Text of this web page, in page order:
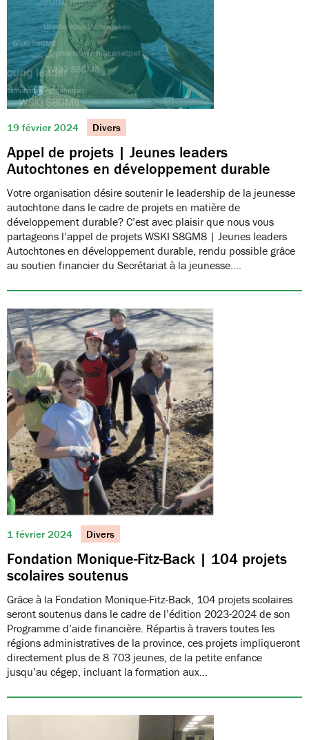
19 février 2024 Divers
Appel de projets | Jeunes leaders
Autochtones en développement durable
Votre organisation désire soutenir le leadership de la jeunesse
autochtone dans le cadre de projets en matière de
développement durable? C’est avec plaisir que nous vous
partageons l’appel de projets WSKI S8GM8 | Jeunes leaders
Autochtones en développement durable, rendu possible grâce
au soutien financier du Secrétariat à la jeunesse.…
1 février 2024 Divers
Fondation Monique-Fitz-Back | 104 projets
scolaires soutenus
Grâce à la Fondation Monique-Fitz-Back, 104 projets scolaires
seront soutenus dans le cadre de l’édition 2023-2024 de son
Programme d’aide financière. Répartis à travers toutes les
régions administratives de la province, ces projets impliqueront
directement plus de 8 703 jeunes, de la petite enfance
jusqu’au cégep, incluant la formation aux…